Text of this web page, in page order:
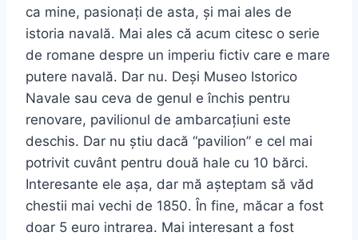
ca mine, pasionați de asta, și mai ales de
istoria navală. Mai ales că acum citesc o serie
de romane despre un imperiu fictiv care e mare
putere navală. Dar nu. Deși Museo Istorico
Navale sau ceva de genul e închis pentru
renovare, pavilionul de ambarcațiuni este
deschis. Dar nu știu dacă “pavilion” e cel mai
potrivit cuvânt pentru două hale cu 10 bărci.
Interesante ele așa, dar mă așteptam să văd
chestii mai vechi de 1850. În fine, măcar a fost
doar 5 euro intrarea. Mai interesant a fost